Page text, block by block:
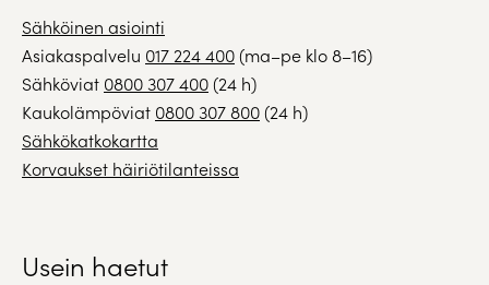
Sähköinen asiointi
Asiakaspalvelu 017 224 400(ma–pe klo 8–16)
Sähköviat 0800 307 400(24 h)
Kaukolämpöviat 0800 307 800(24 h)
Sähkökatkokartta
Korvaukset häiriötilanteissa
Usein haetut